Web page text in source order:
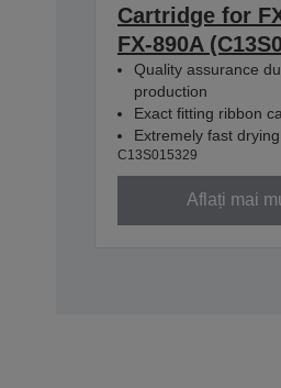
Cartridge for
FX-890A
Quality assurance
production
Exact fitting ribbon
Extremely fast
C13S015329
Aflați mai